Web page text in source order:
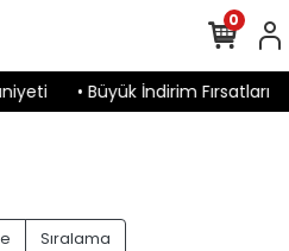
• Büyük İndirim Fırsatları
0
Sıralama